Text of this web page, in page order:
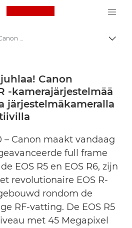
Canon Logo, back
Lehdistötiedotteet – Canonin lehdistökeskus
Valokuvauksen juhlaa! Canon täydentää EOS R -kamerajärjestelmää kahdella uudella järjestelmäkameralla ja neljällä objektiivilla - Canonin lehdistökeskus
Canon
-kamerajärjestelmää
järjestelmäkameralla
– Canon maakt vandaag
full frame
EOS R5 en EOS R6, zijn
revolutionaire EOS R-
rondom de
RF-vatting. De EOS R5
met 45 Megapixel